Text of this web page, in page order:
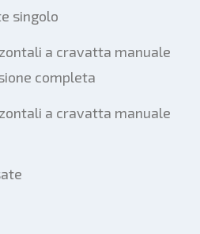
singolo
a cravatta manuale
completa
a cravatta manuale